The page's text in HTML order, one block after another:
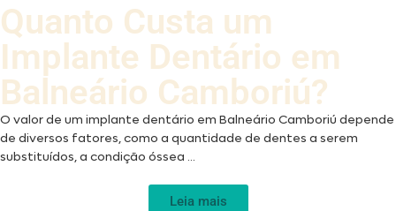
Quanto Custa um
Implante Dentário em
Balneário Camboriú?
O valor de um implante dentário em Balneário Camboriú depende
de diversos fatores, como a quantidade de dentes a serem
substituídos, a condição óssea ...
Leia mais